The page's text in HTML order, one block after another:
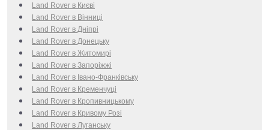
Land Rover в Києві
Land Rover в Вінниці
Land Rover в Дніпрі
Land Rover в Донецьку
Land Rover в Житомирі
Land Rover в Запоріжжі
Land Rover в Івано-Франківську
Land Rover в Кременчуці
Land Rover в Кропивницькому
Land Rover в Кривому Розі
Land Rover в Луганську